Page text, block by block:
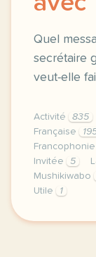
Quel
secrétaire
veut-elle
Activité 835
Française
Francophonie
Invitée
5
Mushikiwabo
Utile
1
le